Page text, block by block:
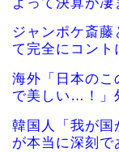
ジャンポケ斎
て完全にコント
海外「日本のこ
で美しい…！」
韓国人「我が国
が本当に深刻で